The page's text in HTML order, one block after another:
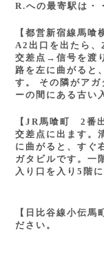
R.への最寄駅は・
【都営新宿線馬
A2出口を出たら
交差点→信号を渡
路を左に曲がると
す。 その隣がアガ
ーの間にある古い
【JR馬喰町 2番
交差点に出ます。
に曲がると、すぐ
ガタビルです。一
入り口を入り5階に
【日比谷線小伝
ださい。